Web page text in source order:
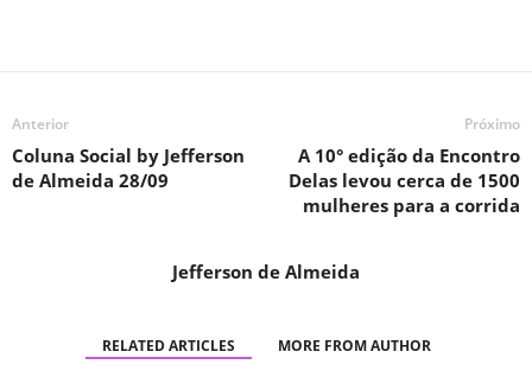
Anterior
Coluna Social by Jefferson
de Almeida 28/09
Próximo
A 10° edição da Encontro
Delas levou cerca de 1500
mulheres para a corrida
Jefferson de Almeida
RELATED ARTICLES MORE FROM AUTHOR